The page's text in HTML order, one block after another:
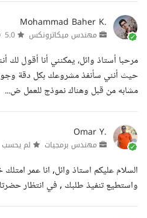
Mohammad Baher K.
مهندس ميكاترونكس
مرحبا أستاذ وائل، يمكنني أنا أقول
حيث أنني سأنفذ مشروعك بكل دقة
مشابه من قبل وهناك نموذج للعمل ض...
Omar Y.
مهندس برمجيات لم يحسب
السلام عليكم استاذ وائل, انا عمر
واستطيع تنفيذ طلبك , في انتظار